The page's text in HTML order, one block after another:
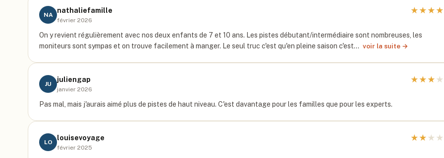
NA
nathaliefamille
février 2026
★ ★ ★ ★
On y revient régulièrement avec nos deux enfants de 7 et 10 ans. Les pistes débutant/intermédiaire sont nombreuses, les
moniteurs sont sympas et on trouve facilement à manger. Le seul truc c'est qu'en pleine saison c'est… voir la suite →
JU
juliengap
janvier 2026
★ ★ ★ ★
Pas mal, mais j'aurais aimé plus de pistes de haut niveau. C'est davantage pour les familles que pour les experts.
LO
louisevoyage
février 2025
★ ★ ★ ★